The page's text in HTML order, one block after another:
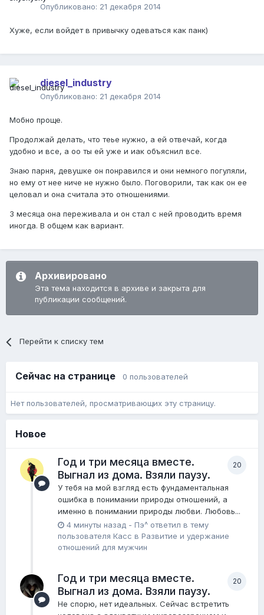
Опубликовано: 21 декабря 2014
Хуже, если войдет в привычку одеваться как панк)
diesel_industry
Опубликовано: 21 декабря 2014
Мобно проще.
Продолжай делать, что теье нужно, а ей отвечай, когда
удобно и все, а оо ты ей уже и иак объяснил все.
Знаю парня, девушке он понравился и они немного погуляли,
но ему от нее ниче не нужно было. Поговорили, так как он ее
целовал и она считала это отношениями.
3 месяца она переживала и он стал с ней проводить время
иногда. В общем как вариант.
Архивировано
Эта тема находится в архиве и закрыта для
публикации сообщений.
Перейти к списку тем
Сейчас на странице 0 пользователей
Нет пользователей, просматривающих эту страницу.
Новое
20
Год и три месяца вместе.
Выгнал из дома. Взяли паузу.
У тебя на мой взгляд есть фундаментальная
ошибка в понимании природы отношений, а
именно в понимании природы любви. Любовь...
4 минуты назад - Пэ^ ответил в тему
пользователя Касс в Pазвитие и удержание
отношений для мужчин
20
Год и три месяца вместе.
Выгнал из дома. Взяли паузу.
Не спорю, нет идеальных. Сейчас встретить